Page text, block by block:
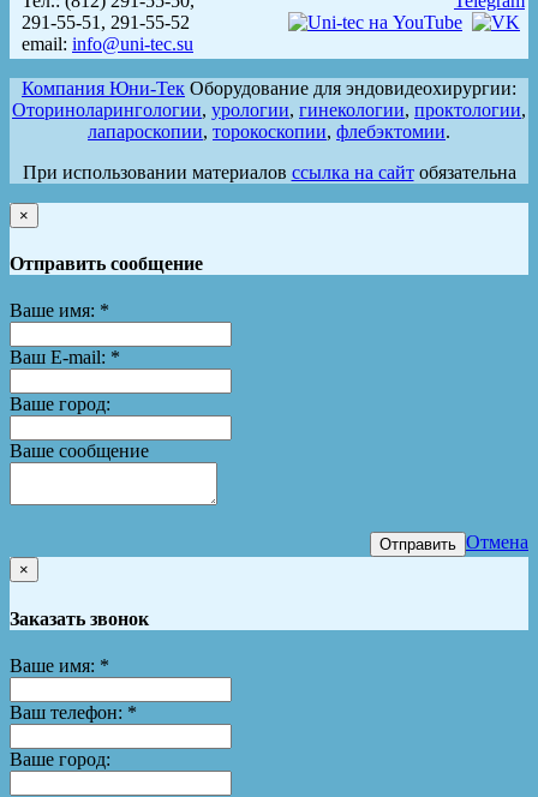
291-55-51, 291-55-52
email: info@uni-tec.su
Компания Юни-Тек Оборудование для эндовидеохирургии:
Оториноларингологии, урологии, гинекологии, проктологии,
лапароскопии, торокоскопии, флебэктомии.
При использовании материалов ссылка на сайтобязательна
×
Отправить сообщение
Ваше имя: *
Ваш E-mail: *
Ваше город:
Ваше сообщение
Отправить Отмена
×
Заказать звонок
Ваше имя: *
Ваш телефон: *
Ваше город: